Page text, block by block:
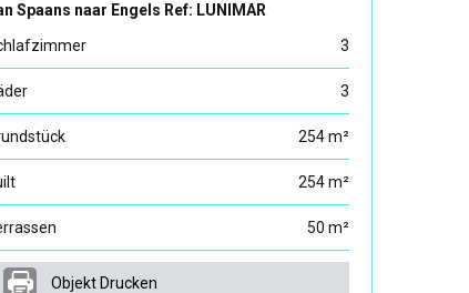
Spaans naar Engels Ref: LUNIMAR
3
3
254 m²
254 m²
50 m²
Objekt Drucken